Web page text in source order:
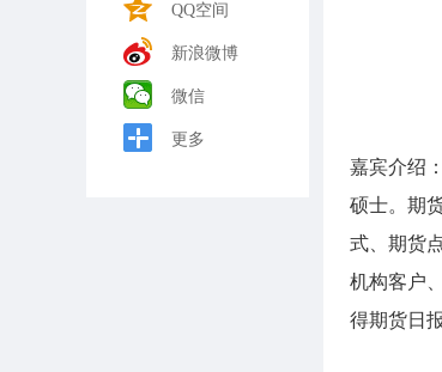
QQ空间
新浪微博
微信
更多
嘉宾介绍
硕士。期
式、期货
机构客户
得期货日